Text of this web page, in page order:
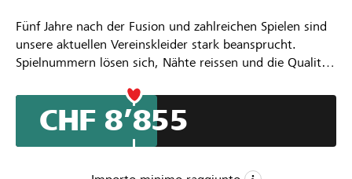
Fünf Jahre nach der Fusion und zahlreichen Spielen sind
unsere aktuellen Vereinskleider stark beansprucht.
Spielnummern lösen sich, Nähte reissen und die Qualität
professionell und mit Teamgeist aufzutreten, benötigen
wir neue Vereinskleidung für die nächsten Jahre. Mit
eurer Unterstützung können wir diesen nächsten Schritt
CHF 8’855